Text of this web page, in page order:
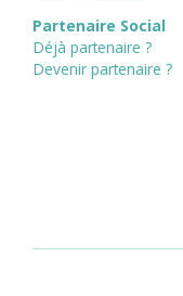
Partenaire Social
Déjà partenaire ?
Devenir partenaire ?